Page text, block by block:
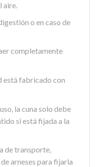
aire.
o en caso de
completamente
está fabricado con
la cuna solo debe
si está fijada a la
de transporte,
arneses para fijarla